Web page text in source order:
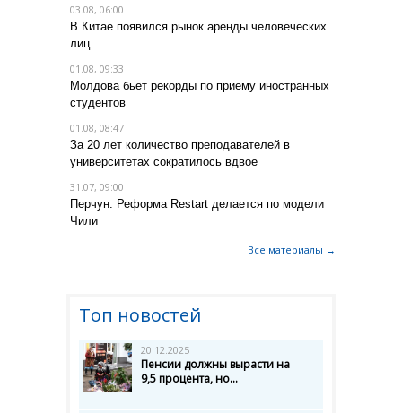
03.08, 06:00
В Китае появился рынок аренды человеческих
лиц
01.08, 09:33
Молдова бьет рекорды по приему иностранных
студентов
01.08, 08:47
За 20 лет количество преподавателей в
университетах сократилось вдвое
31.07, 09:00
Перчун: Реформа Restart делается по модели
Чили
Все материалы →
Топ новостей
20.12.2025
Пенсии должны вырасти на
9,5 процента, но...